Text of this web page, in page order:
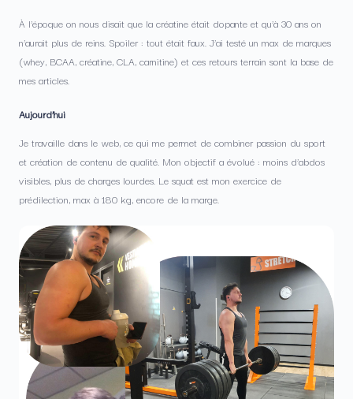
À l’époque on nous disait que la créatine était dopante et qu’à 30 ans on
n’aurait plus de reins. Spoiler : tout était faux. J’ai testé un max de marques
(whey, BCAA, créatine, CLA, carnitine) et ces retours terrain sont la base de
mes articles.
Aujourd’hui
Je travaille dans le web, ce qui me permet de combiner passion du sport
et création de contenu de qualité. Mon objectif a évolué : moins d’abdos
visibles, plus de charges lourdes. Le squat est mon exercice de
prédilection, max à 180 kg, encore de la marge.